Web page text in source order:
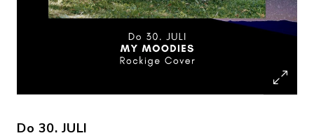
Do 30. JULI